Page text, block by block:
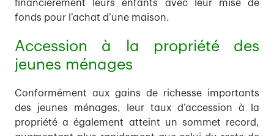
financièrement leurs enfants avec leur mise de
fonds pour l’achat d’une maison.
Accession à la propriété des
jeunes ménages
Conformément aux gains de richesse importants
des jeunes ménages, leur taux d’accession à la
propriété a également atteint un sommet record,